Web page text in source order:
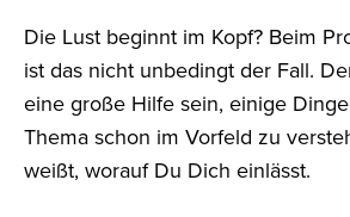
Die Lust beginnt im Kopf? Beim
ist das nicht unbedingt der Fall.
eine große Hilfe sein, einige
Thema schon im Vorfeld zu
weißt, worauf Du Dich einlässt.